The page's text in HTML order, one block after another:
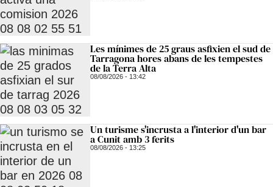
Les mínimes de 25 graus asfixien el sud de
Tarragona hores abans de les tempestes
de la Terra Alta
08/08/2026 - 13:42
Un turisme s'incrusta a l'interior d'un bar
a Cunit amb 3 ferits
08/08/2026 - 13:25